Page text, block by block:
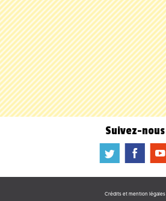
Suivez-nous
a b f
Crédits et mention légales